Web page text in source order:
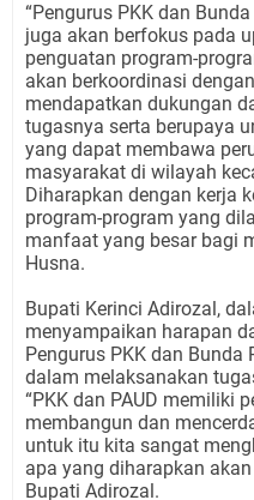
“Pengurus PKK dan
juga akan berfokus pada
penguatan program-
akan berkoordinasi
mendapatkan dukungan
tugasnya serta berupaya
yang dapat membawa
masyarakat di wilayah
Diharapkan dengan kerja
program-program yang
manfaat yang besar bagi
Husna.
Bupati Kerinci Adirozal,
menyampaikan harapan
Pengurus PKK dan Bunda
dalam melaksanakan
“PKK dan PAUD memiliki
membangun dan
untuk itu kita sangat
apa yang diharapkan
Bupati Adirozal.